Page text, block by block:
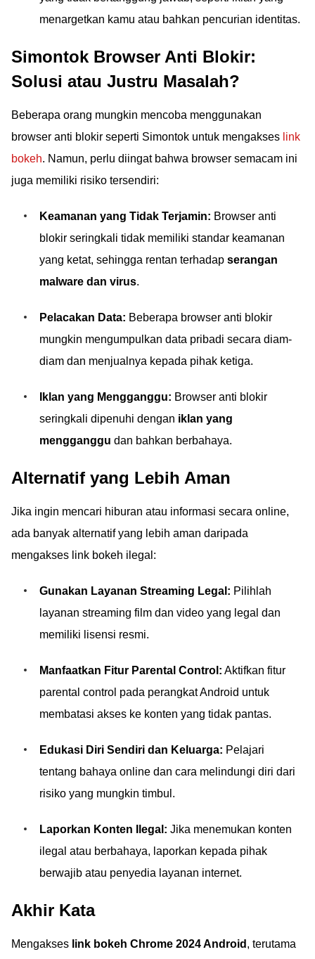
menargetkan kamu atau bahkan pencurian identitas.
Simontok Browser Anti Blokir:
Solusi atau Justru Masalah?
Beberapa orang mungkin mencoba menggunakan
browser anti blokir seperti Simontok untuk mengakses link
bokeh. Namun, perlu diingat bahwa browser semacam ini
juga memiliki risiko tersendiri:
Keamanan yang Tidak Terjamin: Browser anti
blokir seringkali tidak memiliki standar keamanan
yang ketat, sehingga rentan terhadap serangan
malware dan virus.
Pelacakan Data: Beberapa browser anti blokir
mungkin mengumpulkan data pribadi secara diam-
diam dan menjualnya kepada pihak ketiga.
Iklan yang Mengganggu: Browser anti blokir
seringkali dipenuhi dengan iklan yang
mengganggu dan bahkan berbahaya.
Alternatif yang Lebih Aman
Jika ingin mencari hiburan atau informasi secara online,
ada banyak alternatif yang lebih aman daripada
mengakses link bokeh ilegal:
Gunakan Layanan Streaming Legal: Pilihlah
layanan streaming film dan video yang legal dan
memiliki lisensi resmi.
Manfaatkan Fitur Parental Control: Aktifkan fitur
parental control pada perangkat Android untuk
membatasi akses ke konten yang tidak pantas.
Edukasi Diri Sendiri dan Keluarga: Pelajari
tentang bahaya online dan cara melindungi diri dari
risiko yang mungkin timbul.
Laporkan Konten Ilegal: Jika menemukan konten
ilegal atau berbahaya, laporkan kepada pihak
berwajib atau penyedia layanan internet.
Akhir Kata
Mengakses link bokeh Chrome 2024 Android , terutama